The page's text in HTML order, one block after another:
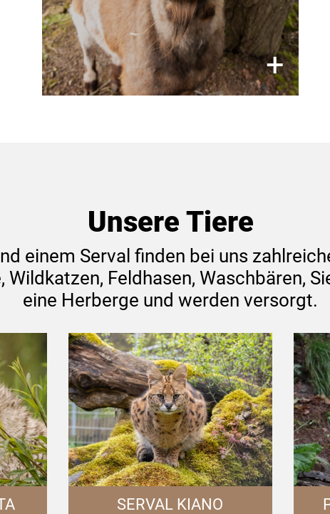
+
×
Unsere Tiere
einem Serval finden bei uns
Wildkatzen, Feldhasen, Waschbären,
eine Herberge und werden versorgt.
SERVAL KIANO